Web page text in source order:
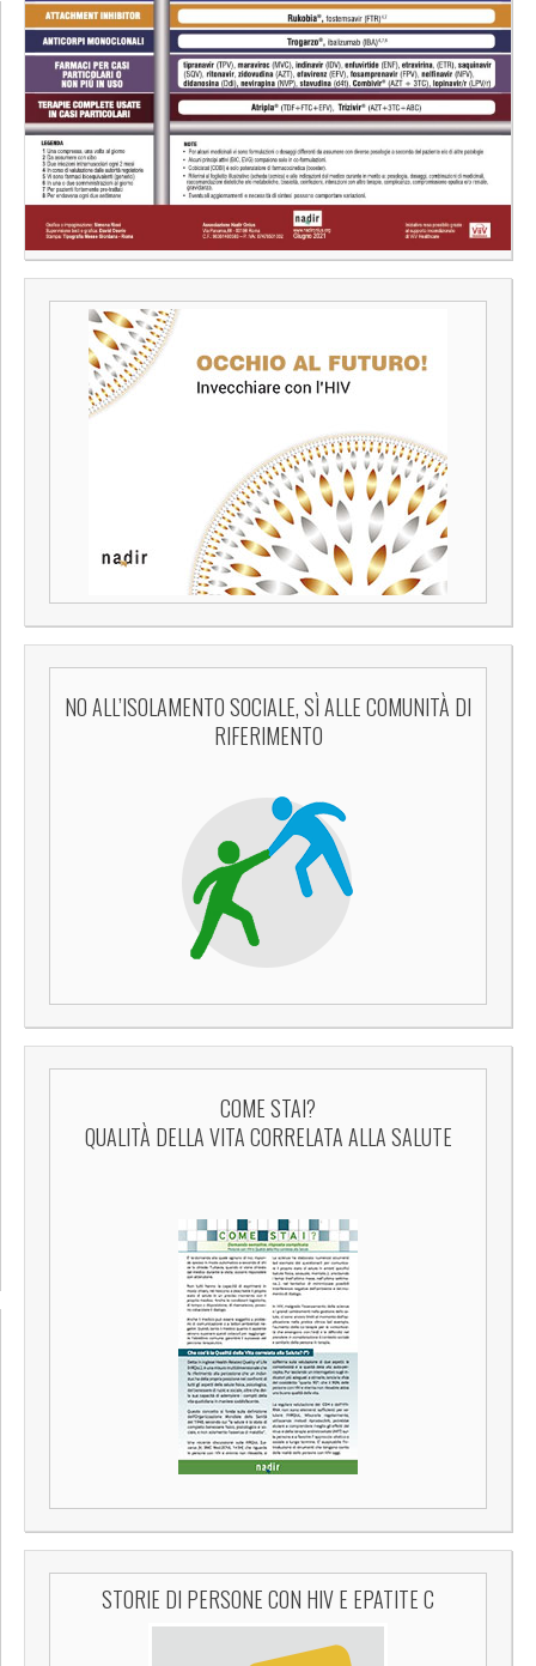
NO ALL’ISOLAMENTO SOCIALE, SÌ ALLE COMUNITÀ DI
RIFERIMENTO
COME STAI?
QUALITÀ DELLA VITA CORRELATA ALLA SALUTE
STORIE DI PERSONE CON HIV E EPATITE C